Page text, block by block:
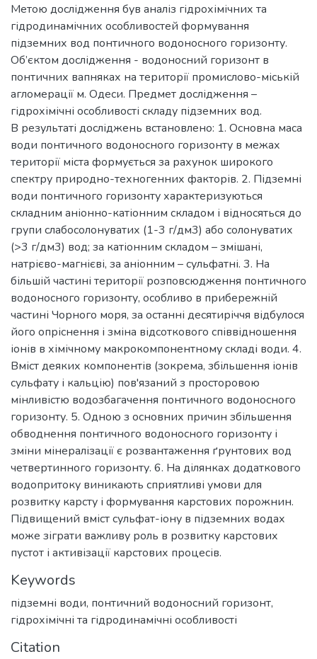
Метою дослідження був аналіз гідрохімічних та
гідродинамічних особливостей формування
підземних вод понтичного водоносного горизонту.
Об’єктом дослідження - водоносний горизонт в
понтичних вапняках на території промислово-міській
агломерації м. Одеси. Предмет дослідження –
гідрохімічні особливості складу підземних вод.
В результаті досліджень встановлено: 1. Основна маса
води понтичного водоносного горизонту в межах
території міста формується за рахунок широкого
спектру природно-техногенних факторів. 2. Підземні
води понтичного горизонту характеризуються
складним аніонно-катіонним складом і відносяться до
групи слабосолонуватих (1-3 г/дм3) або солонуватих
(>3 г/дм3) вод; за катіонним складом – змішані,
натрієво-магнієві, за аніонним – сульфатні. 3. На
більшій частині території розповсюдження понтичного
водоносного горизонту, особливо в прибережній
частині Чорного моря, за останні десятиріччя відбулося
його опріснення і зміна відсоткового співвідношення
іонів в хімічному макрокомпонентному складі води. 4.
Вміст деяких компонентів (зокрема, збільшення іонів
сульфату і кальцію) пов'язаний з просторовою
мінливістю водозбагачення понтичного водоносного
горизонту. 5. Одною з основних причин збільшення
обводнення понтичного водоносного горизонту і
зміни мінералізації є розвантаження ґрунтових вод
четвертинного горизонту. 6. На ділянках додаткового
водопритоку виникають сприятливі умови для
розвитку карсту і формування карстових порожнин.
Підвищений вміст сульфат-іону в підземних водах
може зіграти важливу роль в розвитку карстових
пустот і активізації карстових процесів.
Keywords
підземні води, понтичний водоносний горизонт,
гідрохімічні та гідродинамічні особливості
Citation